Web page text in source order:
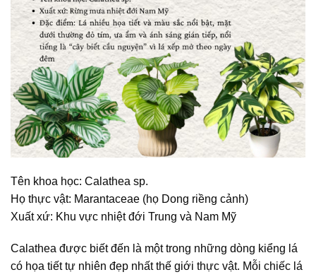
Tên khoa học: Calathea sp.
Họ thực vật: Marantaceae (họ Dong riềng cảnh)
Xuất xứ: Khu vực nhiệt đới Trung và Nam Mỹ
Calathea được biết đến là một trong những dòng kiểng lá
có họa tiết tự nhiên đẹp nhất thế giới thực vật. Mỗi chiếc lá